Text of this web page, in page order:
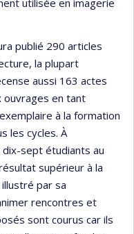
publié 290 articles
la plupart
aussi 163 actes
ouvrages en tant
à la formation
les cycles. À
sept étudiants au
supérieur à la
par sa
rencontres et
sont courus car ils